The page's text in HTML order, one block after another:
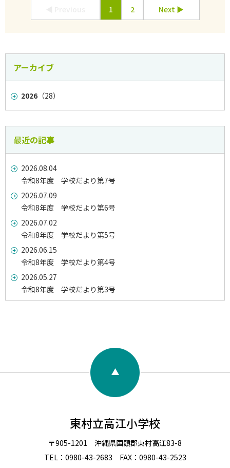
1 2 Next ▶
アーカイブ
2026 （28）
最近の記事
2026.08.04
令和8年度 学校だより第7号
2026.07.09
令和8年度 学校だより第6号
2026.07.02
令和8年度 学校だより第5号
2026.06.15
令和8年度 学校だより第4号
2026.05.27
令和8年度 学校だより第3号
東村立高江小学校
〒905-1201 沖縄県国頭郡東村高江83-8
TEL：0980-43-2683 FAX：0980-43-2523